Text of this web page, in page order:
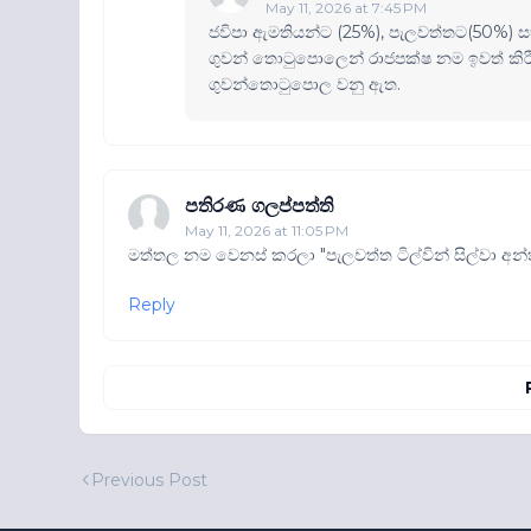
May 11, 2026 at 7:45 PM
ජවිපා ඇමතියන්ට (25%), පැලවත්තට(50%)
ගුවන් තොටුපොලෙන් රාජපක්ෂ නම ඉවත්
ගුවන්තොටුපොල වනු ඇත.
පතිරණ ගලප්පත්ති
May 11, 2026 at 11:05 PM
මත්තල නම වෙනස් කරලා "පැලවත්ත ටිල්වින් සිල්වා
Reply
Previous Post